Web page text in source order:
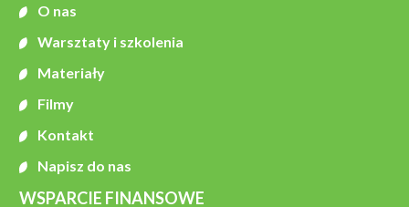
O nas
Warsztaty i szkolenia
Materiały
Filmy
Kontakt
Napisz do nas
WSPARCIE FINANSOWE